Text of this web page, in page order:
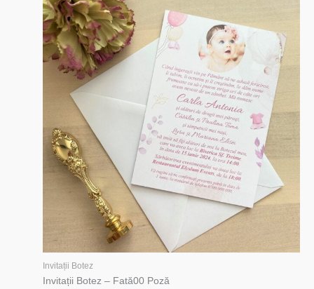
Invitații Botez
Invitații Botez – Fată00 Poză